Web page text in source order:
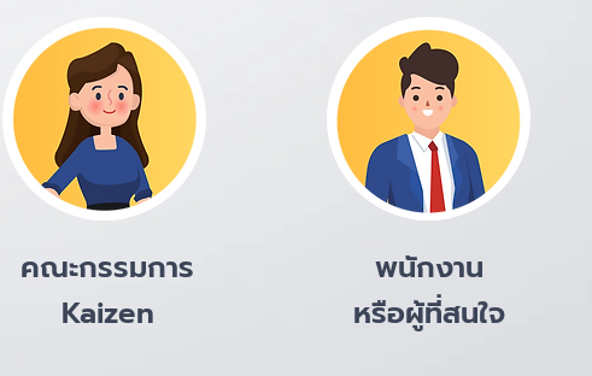
คณะกรรมการ
Kaizen
พนักงาน
หรือผู้ที่สนใจ